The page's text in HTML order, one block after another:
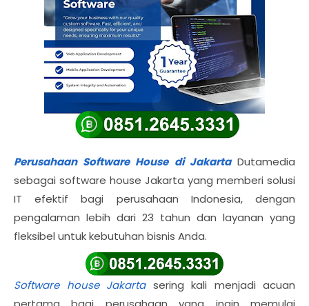
Perusahaan Software House di JakartaDutamedia
sebagai software house Jakarta yang memberi solusi
IT efektif bagi perusahaan Indonesia, dengan
pengalaman lebih dari 23 tahun dan layanan yang
fleksibel untuk kebutuhan bisnis Anda.
Software house Jakartasering kali menjadi acuan